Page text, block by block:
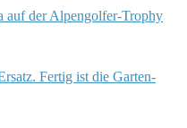
auf der Alpengolfer-Trophy